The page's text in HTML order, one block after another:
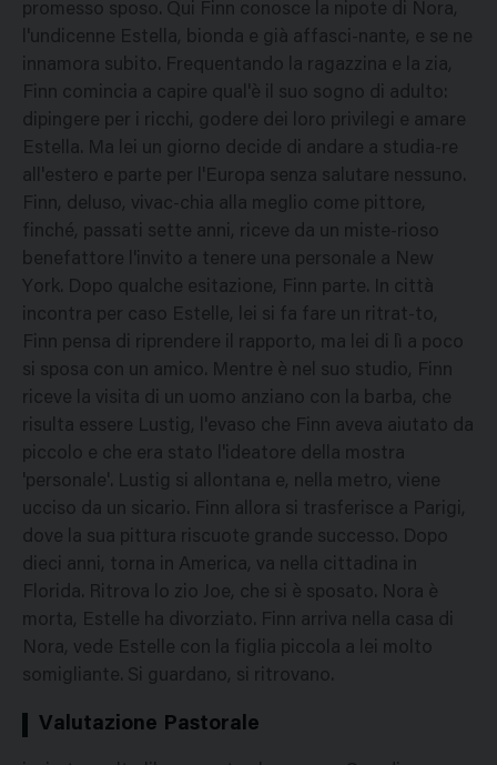
promesso sposo. Qui Finn conosce la nipote di Nora,
l'undicenne Estella, bionda e già affasci-nante, e se ne
innamora subito. Frequentando la ragazzina e la zia,
Finn comincia a capire qual'è il suo sogno di adulto:
dipingere per i ricchi, godere dei loro privilegi e amare
Estella. Ma lei un giorno decide di andare a studia-re
all'estero e parte per l'Europa senza salutare nessuno.
Finn, deluso, vivac-chia alla meglio come pittore,
finché, passati sette anni, riceve da un miste-rioso
benefattore l'invito a tenere una personale a New
York. Dopo qualche esitazione, Finn parte. In città
incontra per caso Estelle, lei si fa fare un ritrat-to,
Finn pensa di riprendere il rapporto, ma lei di lì a poco
si sposa con un amico. Mentre è nel suo studio, Finn
riceve la visita di un uomo anziano con la barba, che
risulta essere Lustig, l'evaso che Finn aveva aiutato da
piccolo e che era stato l'ideatore della mostra
'personale'. Lustig si allontana e, nella metro, viene
ucciso da un sicario. Finn allora si trasferisce a Parigi,
dove la sua pittura riscuote grande successo. Dopo
dieci anni, torna in America, va nella cittadina in
Florida. Ritrova lo zio Joe, che si è sposato. Nora è
morta, Estelle ha divorziato. Finn arriva nella casa di
Nora, vede Estelle con la figlia piccola a lei molto
somigliante. Si guardano, si ritrovano.
Valutazione Pastorale